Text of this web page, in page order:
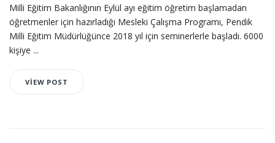
Milli Eğitim Bakanlığının Eylül ayı eğitim öğretim başlamadan
öğretmenler için hazırladığı Mesleki Çalışma Programı, Pendik
Milli Eğitim Müdürlüğünce 2018 yıl için seminerlerle başladı. 6000
kişiye ...
VIEW POST